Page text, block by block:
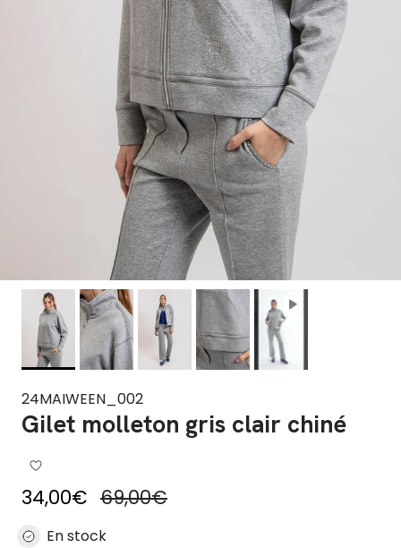
24MAIWEEN_002
Gilet molleton gris clair chiné
Prix soldé
34,00€ Prix habituel
69,00€
En stock